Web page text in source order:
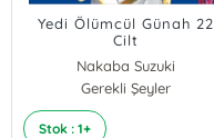
Yedi Ölümcül Günah 22
Cilt
Nakaba Suzuki
Gerekli Şeyler
Stok : 1+